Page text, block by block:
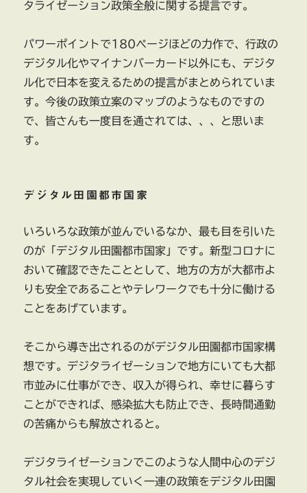
タライゼーション政策全般に関する提言です。
パワーポイントで180ページほどの力作で、行政の
デジタル化やマイナンバーカード以外にも、デジタ
ル化で日本を変えるための提言がまとめられていま
す。今後の政策立案のマップのようなものですの
で、皆さんも一度目を通されては、、、と思いま
す。
デジタル田園都市国家
いろいろな政策が並んでいるなか、最も目を引いた
のが「デジタル田園都市国家」です。新型コロナに
おいて確認できたこととして、地方の方が大都市よ
りも安全であることやテレワークでも十分に働ける
ことをあげています。
そこから導き出されるのがデジタル田園都市国家構
想です。デジタライゼーションで地方にいても大都
市並みに仕事ができ、収入が得られ、幸せに暮らす
ことができれば、感染拡大も防止でき、長時間通勤
の苦痛からも解放されると。
デジタライゼーションでこのような人間中心のデジ
タル社会を実現していく一連の政策をデジタル田園